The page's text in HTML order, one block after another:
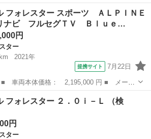
： フォレスター ■ グレード名： スポ
ーカー純正ナビ フルセグＴＶ バックカ
フォレスター スポーツ ＡＬＰＩＮＥ
ナビ フルセグＴＶ Ｂｌｕｅ…
円
ター
2021年
提携サイト 7月22日
： フォレスター ■ グレード名： スポ
リナビ フルセグＴＶ Ｂｌｕｅｔｏｏｔ
フォレスター ２．０ｉ－Ｌ （検
円
ター